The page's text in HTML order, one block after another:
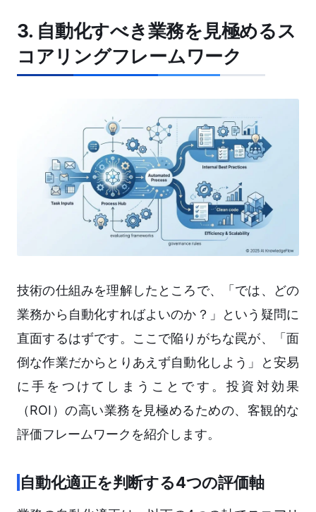
3. 自動化すべき業務を見極めるス
コアリングフレームワーク
技術の仕組みを理解したところで、「では、どの
業務から自動化すればよいのか？」という疑問に
直面するはずです。ここで陥りがちな罠が、「面
倒な作業だからとりあえず自動化しよう」と安易
に手をつけてしまうことです。投資対効果
（ROI）の高い業務を見極めるための、客観的な
評価フレームワークを紹介します。
自動化適正を判断する4つの評価軸